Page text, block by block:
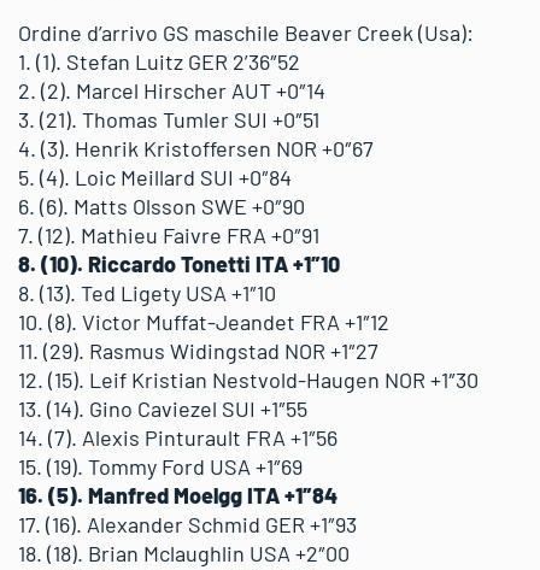
Ordine d’arrivo GS maschile Beaver Creek (Usa):
1. (1). Stefan Luitz GER 2’36″52
2. (2). Marcel Hirscher AUT +0″14
3. (21). Thomas Tumler SUI +0″51
4. (3). Henrik Kristoffersen NOR +0″67
5. (4). Loic Meillard SUI +0″84
6. (6). Matts Olsson SWE +0″90
7. (12). Mathieu Faivre FRA +0″91
8. (10). Riccardo Tonetti ITA +1″10
8. (13). Ted Ligety USA +1″10
10. (8). Victor Muffat-Jeandet FRA +1″12
11. (29). Rasmus Widingstad NOR +1″27
12. (15). Leif Kristian Nestvold-Haugen NOR +1″30
13. (14). Gino Caviezel SUI +1″55
14. (7). Alexis Pinturault FRA +1″56
15. (19). Tommy Ford USA +1″69
16. (5). Manfred Moelgg ITA +1″84
17. (16). Alexander Schmid GER +1″93
18. (18). Brian Mclaughlin USA +2″00